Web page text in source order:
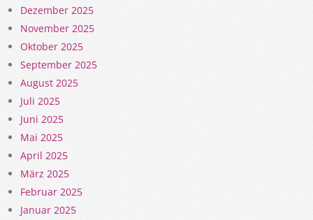
Dezember 2025
November 2025
Oktober 2025
September 2025
August 2025
Juli 2025
Juni 2025
Mai 2025
April 2025
März 2025
Februar 2025
Januar 2025